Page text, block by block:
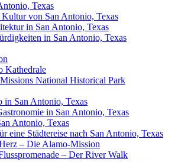
Texas
Kultur von San Antonio, Texas
in San Antonio, Texas
in San Antonio, Texas
Kathedrale
National Historical Park
in San Antonio, Texas
in San Antonio, Texas
Antonio, Texas
eine Städtereise nach San Antonio, Texas
– Die Alamo-Mission
– Der River Walk